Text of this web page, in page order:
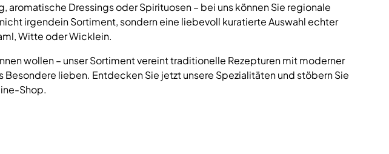
Dressings oder Spirituosen – bei uns können Sie regionale
irgendein Sortiment, sondern eine liebevoll kuratierte Auswahl echter
Witte oder Wicklein.
wollen – unser Sortiment vereint traditionelle Rezepturen mit moderner
lieben. Entdecken Sie jetzt unsere Spezialitäten und stöbern Sie
Shop.